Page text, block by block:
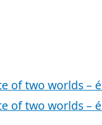
of two worlds –
of two worlds –